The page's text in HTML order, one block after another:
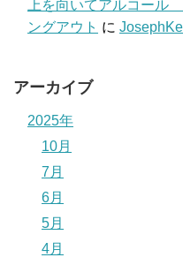
上を向いてアルコール
ングアウト に
アーカイブ
2025年
10月
7月
6月
5月
4月